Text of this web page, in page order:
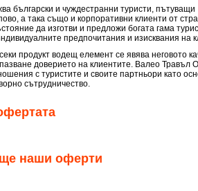
български и чуждестранни туристи, пътуващи
а така също и корпоративни клиенти от
да изготви и предложи богата гама
предпочитания и изисквания на
продукт водещ елемент се явява неговото
доверието на клиентите. Валео Травъл
с туристите и своите партньори като
сътрудничество.
наши оферти